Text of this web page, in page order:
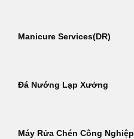
Manicure Services(DR)
Đá Nướng Lạp Xưởng
Máy Rửa Chén Công Nghiệp